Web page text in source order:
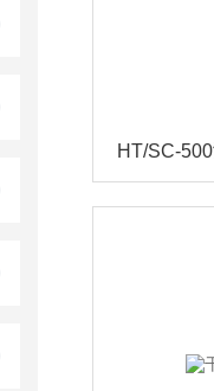
HT/SC-